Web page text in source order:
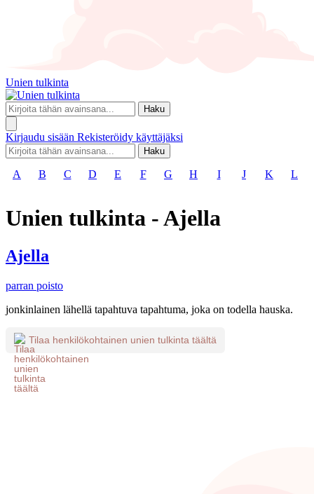
Unien tulkinta
Haku
Kirjaudu sisään Rekisteröidy käyttäjäksi
Haku
A B C D E F G H I J K L
Unien tulkinta - Ajella
Ajella
parran poisto
jonkinlainen lähellä tapahtuva tapahtuma, joka on todella hauska.
Tilaa henkilökohtainen unien tulkinta täältä